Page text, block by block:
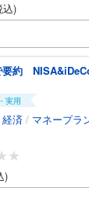
込)
要約
実用
済 / マネープラ
)